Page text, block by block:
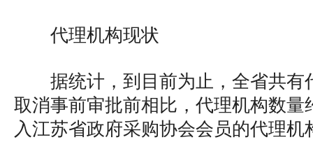
代理机构现状
据统计，到目前为止，全省共有
取消事前审批前相比，代理机构数量
入江苏省政府采购协会会员的代理机